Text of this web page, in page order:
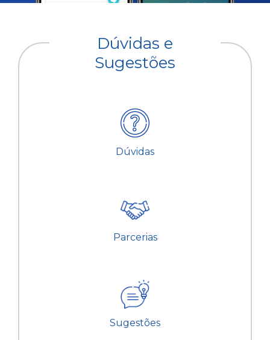
Dúvidas e
Sugestões
Dúvidas
Parcerias
Sugestões